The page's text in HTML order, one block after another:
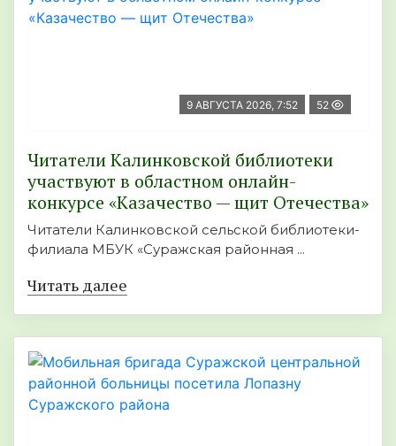
9 АВГУСТА 2026, 7:52 52
Читатели Калинковской библиотеки
участвуют в областном онлайн-
конкурсе «Казачество — щит Отечества»
Читатели Калинковской сельской библиотеки-
филиала МБУК «Суражская районная ...
Читать далее